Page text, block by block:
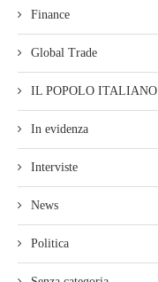
Finance
Global Trade
IL POPOLO ITALIANO
In evidenza
Interviste
News
Politica